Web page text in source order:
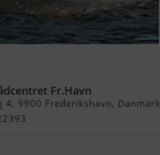
Fr.Havn
4, 9900 Frederikshavn, Danmark